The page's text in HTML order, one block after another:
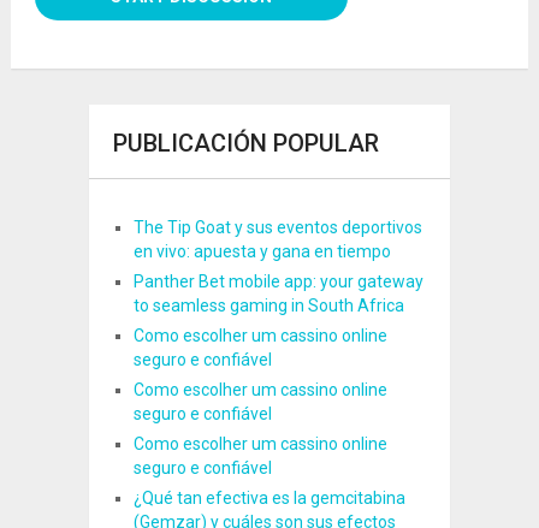
PUBLICACIÓN POPULAR
The Tip Goat y sus eventos deportivos
en vivo: apuesta y gana en tiempo
Panther Bet mobile app: your gateway
to seamless gaming in South Africa
Como escolher um cassino online
seguro e confiável
Como escolher um cassino online
seguro e confiável
Como escolher um cassino online
seguro e confiável
¿Qué tan efectiva es la gemcitabina
(Gemzar) y cuáles son sus efectos